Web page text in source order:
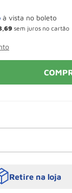
69 sem juros no cartão
Retire na loja